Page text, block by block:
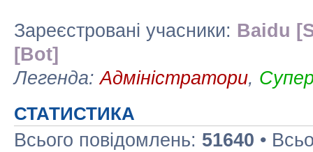
Зареєстровані учасники: Baidu
[Bot]
Легенда:Адміністратори,
СТАТИСТИКА
Всього повідомлень: 51640 •